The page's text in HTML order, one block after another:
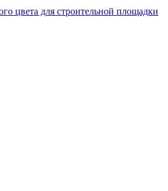
цвета для строительной площадки